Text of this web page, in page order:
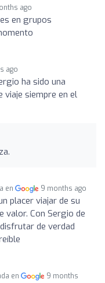
ago
en grupos
ago
ha sido una
siempre en el
en 9 months ago
placer viajar de su
valor. Con Sergio de
de verdad
en
9 months